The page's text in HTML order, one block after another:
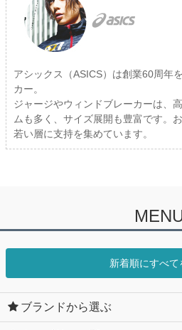
アシックス（ASICS）は創業60周年
カー。
ジャージやウィンドブレーカーは、
ムも多く、サイズ展開も豊富です。
若い層に支持を集めています。
新着順にすべて
ブランドから選ぶ